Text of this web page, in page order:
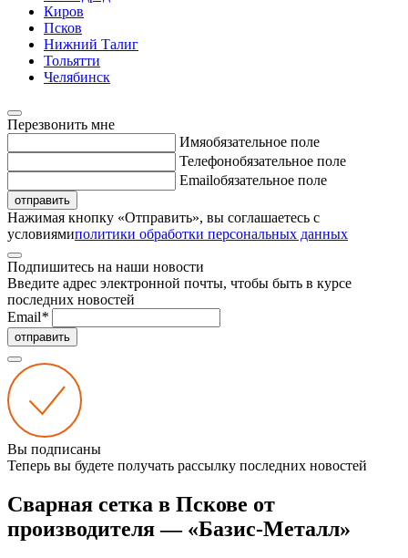
Киров
Псков
Нижний Талиг
Тольятти
Челябинск
Перезвонить мне
Имяобязательное поле
Телефонобязательное поле
Emailобязательное поле
отправить
Нажимая кнопку «Отправить», вы соглашаетесь с
условиямиполитики обработки персональных данных
Подпишитесь на наши новости
Введите адрес электронной почты, чтобы быть в курсе
последних новостей
Email*
отправить
Вы подписаны
Теперь вы будете получать рассылку последних новостей
Сварная сетка в Пскове от
производителя — «Базис-Металл»